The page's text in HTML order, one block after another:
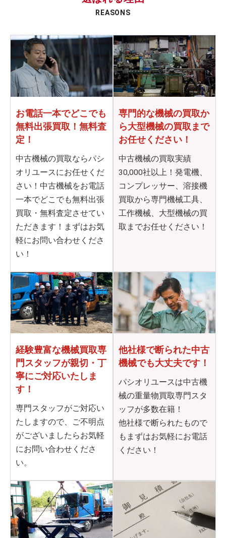
REASONS
お電話一本でどこでも
無料出張買取！無料査
定！
中古機械の買取ならパシ
オリユースにお任せくだ
さい！中古機械をお電話
一本でどこでも無料出張
買取・無料査定させてい
ただきます！まずはお気
軽にお問い合わせくださ
い！
専門的な機械の買取か
ら大型機械の買取まで
お任せください！
中古機械の買取実績
30,000社以上！発電機、
コンプレッサー、溶接機
買取から専門機械工具、
工作機械、大型機械の買
取までお任せください！
経験豊富な機械買取専
門 スタッフが親切・丁
寧にご対応いたしま
す！
専門スタッフがご対応い
たしますので、ご不明点
がございましたらお気軽
にお問い合わせくださ
い。
他社様で断られた中古
機械でも大丈夫です！
パシオリユースは中古機
械の重量物買取専門スタ
ッフが多数在籍！
他社様で断られたもので
もまずはお気軽にお電話
ください！